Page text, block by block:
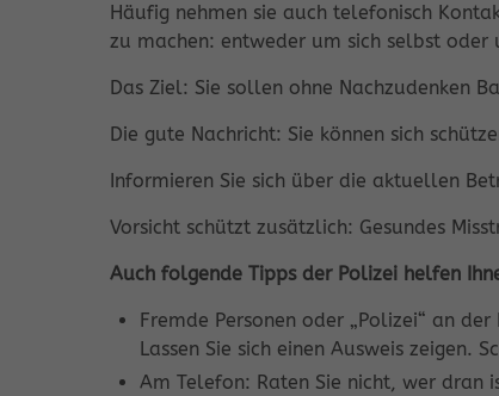
Häufig nehmen sie auch telefonisch
zu machen: entweder um sich selbst oder
Das Ziel: Sie sollen ohne Nachzudenken
Die gute Nachricht: Sie können sich
Informieren Sie sich über die aktuellen
Vorsicht schützt zusätzlich: Gesundes
Auch folgende Tipps der Polizei helfen
Fremde Personen oder „Polizei“ an der
Lassen Sie sich einen Ausweis zeigen.
Am Telefon: Raten Sie nicht, wer dran